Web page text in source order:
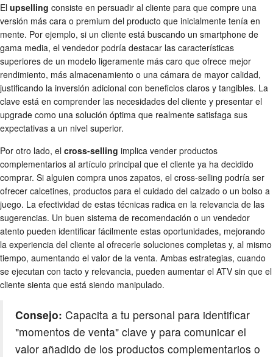
El upselling consiste en persuadir al cliente para que compre una
versión más cara o premium del producto que inicialmente tenía en
mente. Por ejemplo, si un cliente está buscando un smartphone de
gama media, el vendedor podría destacar las características
superiores de un modelo ligeramente más caro que ofrece mejor
rendimiento, más almacenamiento o una cámara de mayor calidad,
justificando la inversión adicional con beneficios claros y tangibles. La
clave está en comprender las necesidades del cliente y presentar el
upgrade como una solución óptima que realmente satisfaga sus
expectativas a un nivel superior.
Por otro lado, el cross-selling implica vender productos
complementarios al artículo principal que el cliente ya ha decidido
comprar. Si alguien compra unos zapatos, el cross-selling podría ser
ofrecer calcetines, productos para el cuidado del calzado o un bolso a
juego. La efectividad de estas técnicas radica en la relevancia de las
sugerencias. Un buen sistema de recomendación o un vendedor
atento pueden identificar fácilmente estas oportunidades, mejorando
la experiencia del cliente al ofrecerle soluciones completas y, al mismo
tiempo, aumentando el valor de la venta. Ambas estrategias, cuando
se ejecutan con tacto y relevancia, pueden aumentar el ATV sin que el
cliente sienta que está siendo manipulado.
Consejo: Capacita a tu personal para identificar
"momentos de venta" clave y para comunicar el
valor añadido de los productos complementarios o